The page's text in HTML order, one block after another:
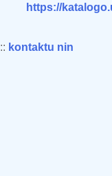
https://
:: kontaktu nin